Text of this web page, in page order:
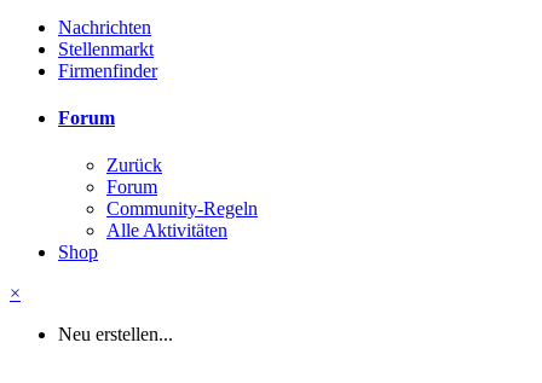
Nachrichten
Stellenmarkt
Firmenfinder
Forum
Zurück
Forum
Community-Regeln
Alle Aktivitäten
Shop
×
Neu erstellen...